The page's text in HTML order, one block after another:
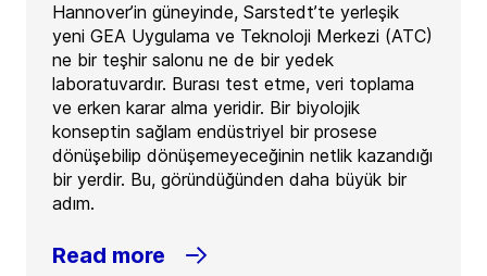
Hannover’in güneyinde, Sarstedt’te yerleşik
yeni GEA Uygulama ve Teknoloji Merkezi (ATC)
ne bir teşhir salonu ne de bir yedek
laboratuvardır. Burası test etme, veri toplama
ve erken karar alma yeridir. Bir biyolojik
konseptin sağlam endüstriyel bir prosese
dönüşebilip dönüşemeyeceğinin netlik kazandığı
bir yerdir. Bu, göründüğünden daha büyük bir
adım.
Read more